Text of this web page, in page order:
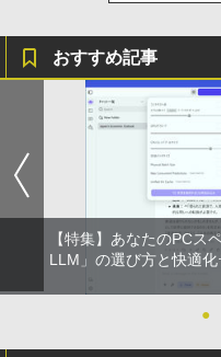
おすすめ記事
【特集】あなたのPCス
LLM」の選び方と快適化
●